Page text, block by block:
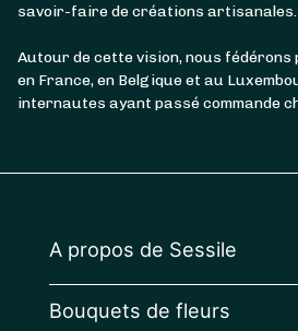
savoir-faire de créations artisanales.
Autour de cette vision, nous
en France, en Belgique et au
internautes ayant passé commande
A propos de Sessile
Bouquets de fleurs